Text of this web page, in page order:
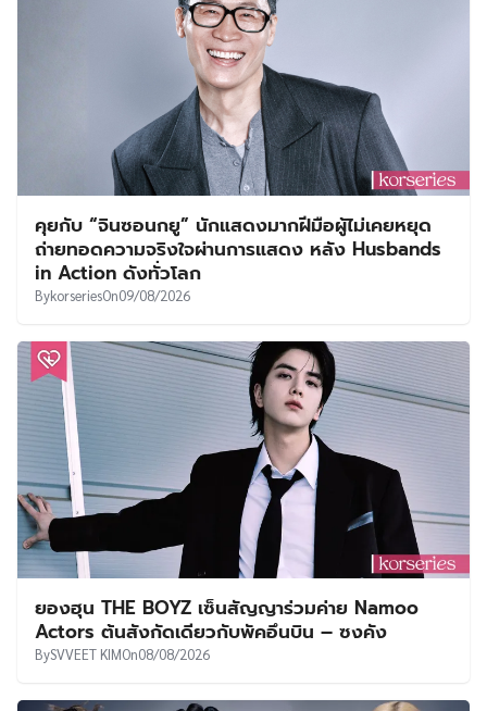
คุยกับ “จินซอนกยู” นักแสดงมากฝีมือผู้ไม่เคยหยุด
ถ่ายทอดความจริงใจผ่านการแสดง หลัง Husbands
in Action ดังทั่วโลก
BykorseriesOn09/08/2026
ยองฮุน THE BOYZ เซ็นสัญญาร่วมค่าย Namoo
Actors ต้นสังกัดเดียวกับพัคอึนบิน – ซงคัง
BySVVEET KIMOn08/08/2026